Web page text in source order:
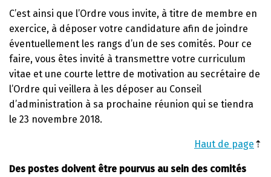
C’est ainsi que l’Ordre vous invite, à titre de membre en
exercice, à déposer votre candidature afin de joindre
éventuellement les rangs d’un de ses comités. Pour ce
faire, vous êtes invité à transmettre votre curriculum
vitae et une courte lettre de motivation au secrétaire de
l’Ordre qui veillera à les déposer au Conseil
d’administration à sa prochaine réunion qui se tiendra
le 23 novembre 2018.
Haut de page ⇡
Des postes doivent être pourvus au sein des comités